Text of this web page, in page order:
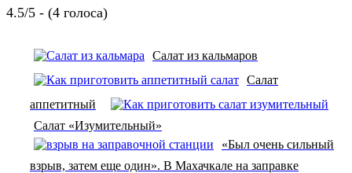
4.5/5 - (4 голоса)
Салат из кальмаров
Салат
аппетитный
Салат «Изумительный»
«Был очень сильный
взрыв, затем еще один». В Махачкале на заправке